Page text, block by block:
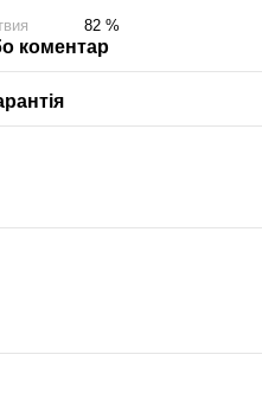
82 %
коментар